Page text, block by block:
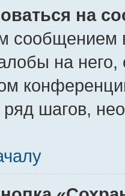
на
сообщением
на
ряд шагов,